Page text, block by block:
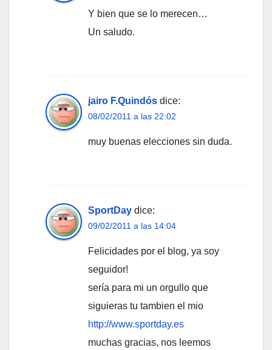
Y bien que se lo merecen…
Un saludo.
jairo F.Quindós dice:
08/02/2011 a las 22:02
muy buenas elecciones sin duda.
SportDay dice:
09/02/2011 a las 14:04
Felicidades por el blog, ya soy
seguidor!
sería para mi un orgullo que
siguieras tu tambien el mio
http://www.sportday.es
muchas gracias, nos leemos